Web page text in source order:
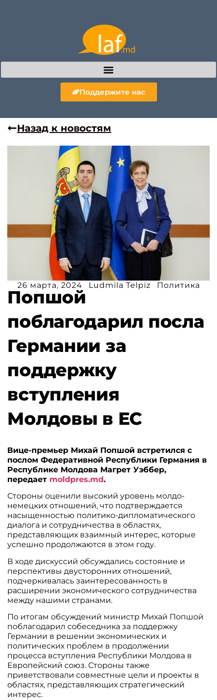
Поддержите нас
Назад к новостям
26 марта, 2024 Ludmila Telpiz Политика
Попшой
поблагодарил посла
Германии за
поддержку
вступления
Молдовы в ЕС
Вице-премьер Михай Попшой встретился с
послом Федеративной Республики Германия в
Республике Молдова Магрет Уэббер,
передает moldpres.md.
Стороны оценили высокий уровень молдо-
немецких отношений, что подтверждается
насыщенностью политико-дипломатического
диалога и сотрудничества в областях,
представляющих взаимный интерес, которые
успешно продолжаются в этом году.
В ходе дискуссий обсуждались состояние и
перспективы двусторонних отношений,
подчеркивалась заинтересованность в
расширении экономического сотрудничества
между нашими странами.
По итогам обсуждений министр Михай Попшой
поблагодарил собеседника за поддержку
Германии в решении экономических и
политических проблем в продолжении
процесса вступления Республики Молдова в
Европейский союз. Стороны также
приветствовали совместные цели и проекты в
областях, представляющих стратегический
интерес.